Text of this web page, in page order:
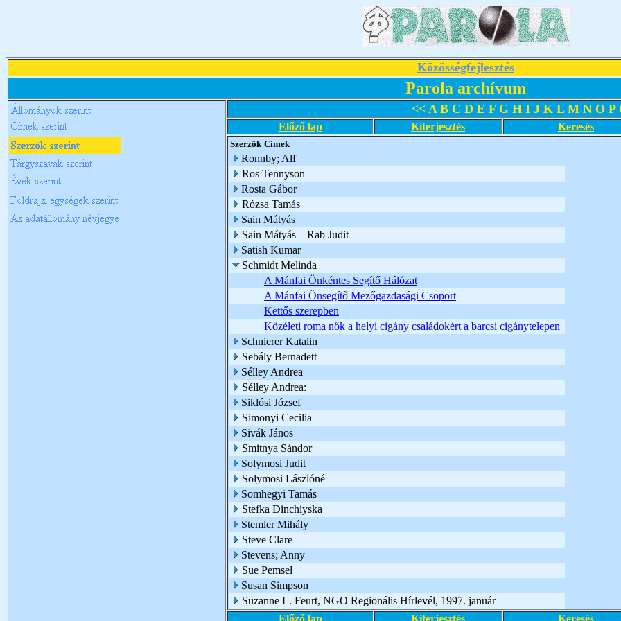
Közösségfejlesztés
Parola archívum
<< A B C D E F G H I J K L M N O P
Előző lap Kiterjesztés Keresés
Szerzők Címek
Ronnby; Alf
Ros Tennyson
Rosta Gábor
Rózsa Tamás
Sain Mátyás
Sain Mátyás – Rab Judit
Satish Kumar
Schmidt Melinda
A Mánfai Önkéntes Segítő Hálózat
A Mánfai Önsegítő Mezőgazdasági Csoport
Kettős szerepben
Közéleti roma nők a helyi cigány családokért a barcsi cigánytelepen
Schnierer Katalin
Sebály Bernadett
Sélley Andrea
Sélley Andrea:
Siklósi József
Simonyi Cecilia
Sivák János
Smitnya Sándor
Solymosi Judit
Solymosi Lászlóné
Somhegyi Tamás
Stefka Dinchiyska
Stemler Mihály
Steve Clare
Stevens; Anny
Sue Pemsel
Susan Simpson
Suzanne L. Feurt, NGO Regionális Hírlevél, 1997. január
Előző lap
Kiterjesztés Keresés